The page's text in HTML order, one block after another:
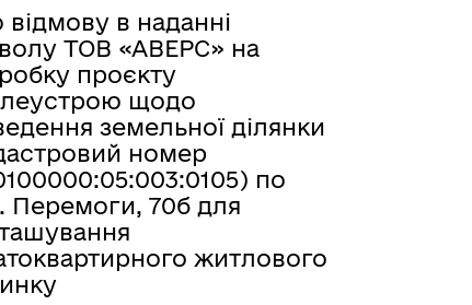
відмову в наданні
ТОВ «АВЕРС» на
проєкту
щодо
земельної ділянки
номер
по
Перемоги, 70б для
житлового